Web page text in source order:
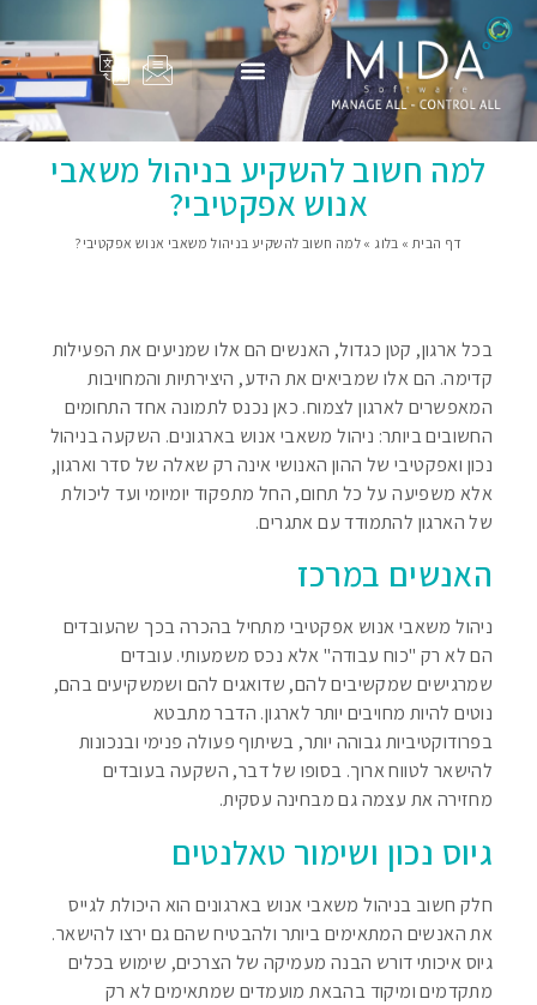
למה חשוב להשקיע בניהול משאבי
אנוש אפקטיבי?
דף הבית » בלוג »למה חשוב להשקיע בניהול משאבי אנוש אפקטיבי?
בכל ארגון, קטן כגדול, האנשים הם אלו שמניעים את הפעילות
קדימה. הם אלו שמביאים את הידע, היצירתיות והמחויבות
המאפשרים לארגון לצמוח. כאן נכנס לתמונה אחד התחומים
החשובים ביותר: ניהול משאבי אנוש בארגונים. השקעה בניהול
נכון ואפקטיבי של ההון האנושי אינה רק שאלה של סדר וארגון,
אלא משפיעה על כל תחום, החל מתפקוד יומיומי ועד ליכולת
של הארגון להתמודד עם אתגרים.
האנשים במרכז
ניהול משאבי אנוש אפקטיבי מתחיל בהכרה בכך שהעובדים
הם לא רק "כוח עבודה" אלא נכס משמעותי. עובדים
שמרגישים שמקשיבים להם, שדואגים להם ושמשקיעים בהם,
נוטים להיות מחויבים יותר לארגון. הדבר מתבטא
בפרודוקטיביות גבוהה יותר, בשיתוף פעולה פנימי ובנכונות
להישאר לטווח ארוך. בסופו של דבר, השקעה בעובדים
מחזירה את עצמה גם מבחינה עסקית.
גיוס נכון ושימור טאלנטים
חלק חשוב בניהול משאבי אנוש בארגונים הוא היכולת לגייס
את האנשים המתאימים ביותר ולהבטיח שהם גם ירצו להישאר.
גיוס איכותי דורש הבנה מעמיקה של הצרכים, שימוש בכלים
מתקדמים ומיקוד בהבאת מועמדים שמתאימים לא רק